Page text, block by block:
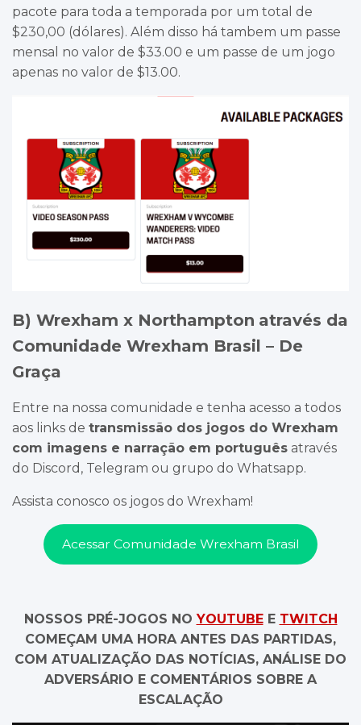
pacote para toda a temporada por um total de
$230,00 (dólares). Além disso há tambem um passe
mensal no valor de $33.00 e um passe de um jogo
apenas no valor de $13.00.
B) Wrexham x Northampton através da
Comunidade Wrexham Brasil – De
Graça
Entre na nossa comunidade e tenha acesso a todos
aos links de transmissão dos jogos do Wrexham
com imagens e narração em português através
do Discord, Telegram ou grupo do Whatsapp.
Assista conosco os jogos do Wrexham!
Acessar Comunidade Wrexham Brasil
NOSSOS PRÉ-JOGOS NOYOUTUBEE TWITCH
COMEÇAM UMA HORA ANTES DAS PARTIDAS,
COM ATUALIZAÇÃO DAS NOTÍCIAS, ANÁLISE DO
ADVERSÁRIO E COMENTÁRIOS SOBRE A
ESCALAÇÃO